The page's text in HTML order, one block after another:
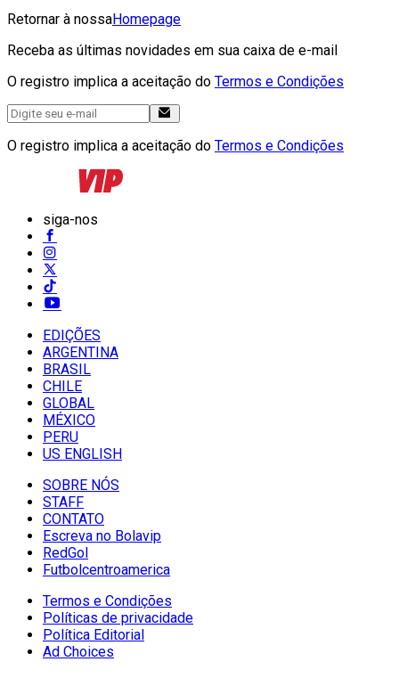
Retornar à nossaHomepage
Receba as últimas novidades em sua caixa de e-mail
O registro implica a aceitação do Termos e Condições
O registro implica a aceitação do Termos e Condições
siga-nos
EDIÇÕES
ARGENTINA
BRASIL
CHILE
GLOBAL
MÉXICO
PERU
US ENGLISH
SOBRE NÓS
STAFF
CONTATO
Escreva no Bolavip
RedGol
Futbolcentroamerica
Termos e Condições
Políticas de privacidade
Política Editorial
Ad Choices